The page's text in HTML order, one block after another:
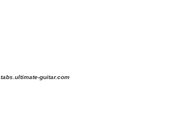
tabs.ultimate-guitar.com